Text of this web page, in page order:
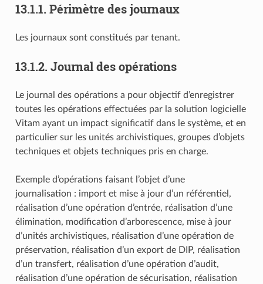
13.1.1. Périmètre des journaux
Les journaux sont constitués par tenant.
13.1.2. Journal des opérations
Le journal des opérations a pour objectif d’enregistrer
toutes les opérations effectuées par la solution logicielle
Vitam ayant un impact significatif dans le système, et en
particulier sur les unités archivistiques, groupes d’objets
techniques et objets techniques pris en charge.
Exemple d’opérations faisant l’objet d’une
journalisation : import et mise à jour d’un référentiel,
réalisation d’une opération d’entrée, réalisation d’une
élimination, modification d’arborescence, mise à jour
d’unités archivistiques, réalisation d’une opération de
préservation, réalisation d’un export de DIP, réalisation
d’un transfert, réalisation d’une opération d’audit,
réalisation d’une opération de sécurisation, réalisation